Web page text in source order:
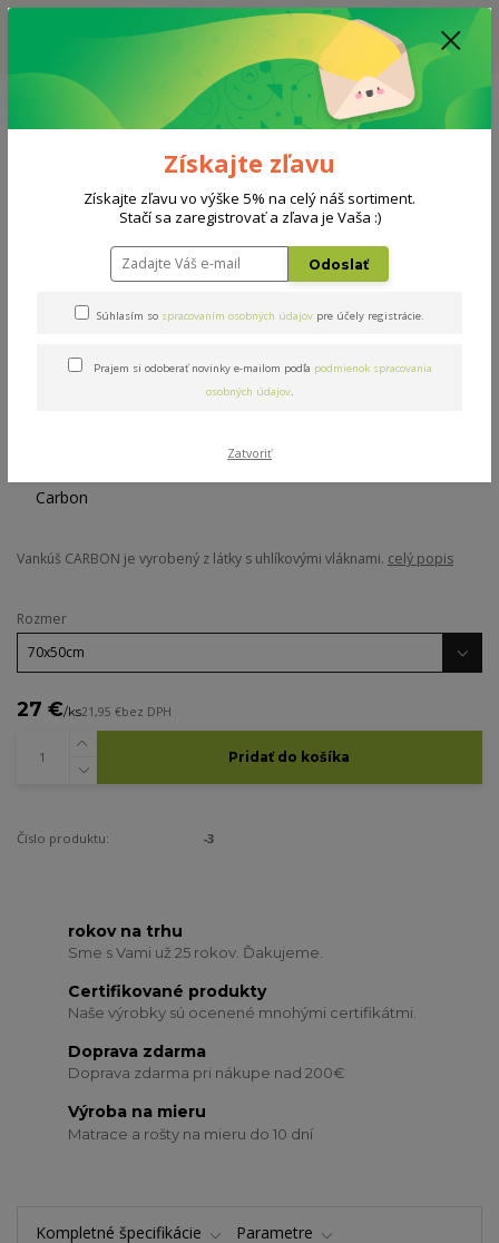
ZĽAVA: VŠETKY VYSTAVENÉ POSTELE ZA 400€ - CENA MATRACU A ROŠTU
PODĽA VÝBERU / DODACIA LEHOTA JE AKTUÁLNE 10-15 PRACOVNÝCH
Menu
0908 777 700 Po-So: 10-18 hod.
0
Doplnky Vankúš Carbon
Vankúš Carbon
Vankúš CARBON je vyrobený z látky s uhlíkovými vláknami. celý popis
Rozmer
27 €/ks21,95 €bez DPH
Pridať do košíka
Číslo produktu: -3
rokov na trhu
Sme s Vami už 25 rokov. Ďakujeme.
Certifikované produkty
Naše výrobky sú ocenené mnohými certifikátmi.
Doprava zdarma
Doprava zdarma pri nákupe nad 200€
Výroba na mieru
Matrace a rošty na mieru do 10 dní
Kompletné špecifikácie
Parametre
Získajte zľavu
Získajte zľavu vo výške 5% na celý náš sortiment.
Stačí sa zaregistrovať a zľava je Vaša :)
Odoslať
Súhlasím so spracovaním osobných údajov pre účely registrácie.
Prajem si odoberať novinky e-mailom podľa podmienok spracovania
osobných údajov.
Zatvoriť